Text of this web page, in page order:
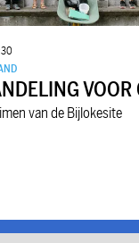
van de Bijlokesite